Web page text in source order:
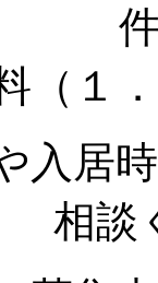
（１
居時
相談